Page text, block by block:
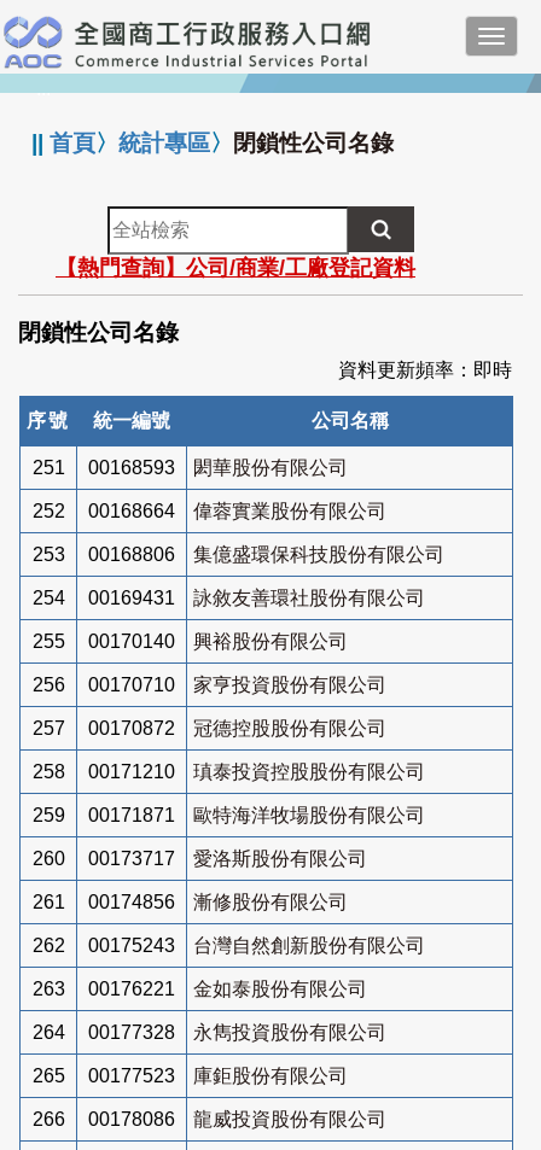
跳
到
主
要
:::
||首頁〉統計專區〉 閉鎖性公司名錄
全
站
檢
索
【熱門查詢】公司/商業/工廠登記資料
閉鎖性公司名錄
資料更新頻率：即時
序號 統一編號 公司名稱
251 00168593 閎華股份有限公司
252 00168664 偉蓉實業股份有限公司
253 00168806 集億盛環保科技股份有限公司
254 00169431 詠敘友善環社股份有限公司
255 00170140 興裕股份有限公司
256 00170710 家亨投資股份有限公司
257 00170872 冠德控股股份有限公司
258 00171210 瑱泰投資控股股份有限公司
259 00171871 歐特海洋牧場股份有限公司
260 00173717 愛洛斯股份有限公司
261 00174856 漸修股份有限公司
262 00175243 台灣自然創新股份有限公司
263 00176221 金如泰股份有限公司
264 00177328 永雋投資股份有限公司
265 00177523 庫鉅股份有限公司
266 00178086 龍威投資股份有限公司